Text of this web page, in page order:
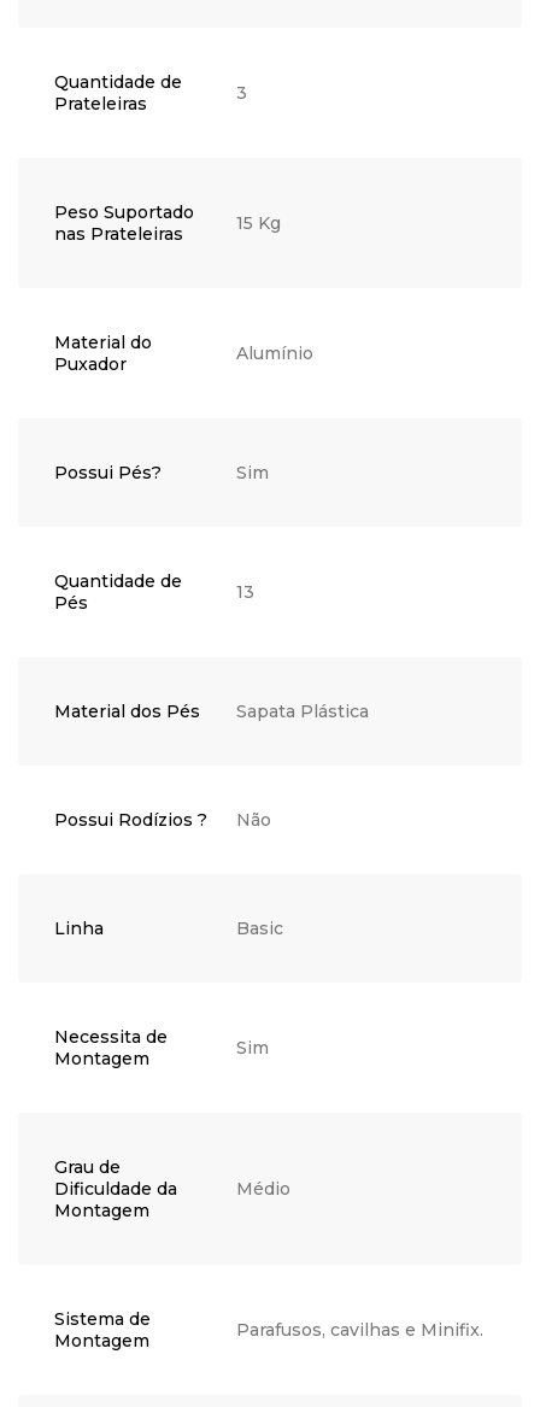
Quantidade de
Prateleiras
3
Peso Suportado
nas Prateleiras
15 Kg
Material do
Puxador
Alumínio
Possui Pés? Sim
Quantidade de
Pés
13
Material dos Pés Sapata Plástica
Possui Rodízios ? Não
Linha Basic
Necessita de
Montagem
Sim
Grau de
Dificuldade da
Montagem
Médio
Sistema de
Montagem
Parafusos, cavilhas e Minifix.